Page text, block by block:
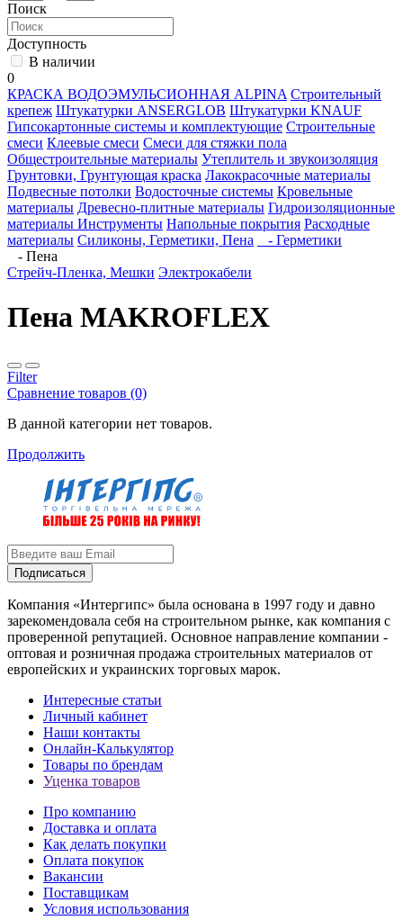
Поиск
Доступность
В наличии
0
КРАСКА ВОДОЭМУЛЬСИОННАЯ ALPINA Строительный
крепеж Штукатурки ANSERGLOB Штукатурки KNAUF
Гипсокартонные системы и комплектующие Строительные
смеси Клеевые смеси Смеси для стяжки пола
Общестроительные материалы Утеплитель и звукоизоляция
Грунтовки, Грунтующая краска Лакокрасочные материалы
Подвесные потолки Водосточные системы Кровельные
материалы Древесно-плитные материалы Гидроизоляционные
материалы Инструменты Напольные покрытия Расходные
материалы Силиконы, Герметики, Пена
- Герметики
- Пена
Стрейч-Пленка, Мешки Электрокабели
Пена MAKROFLEX
Filter
Сравнение товаров (0)
В данной категории нет товаров.
Продолжить
Подписаться
Компания «Интергипс» была основана в 1997 году и давно
зарекомендовала себя на строительном рынке, как компания с
проверенной репутацией. Основное направление компании -
оптовая и розничная продажа строительных материалов от
европейских и украинских торговых марок.
Интересные статьи
Личный кабинет
Наши контакты
Онлайн-Калькулятор
Товары по брендам
Уценка товаров
Про компанию
Доставка и оплата
Как делать покупки
Оплата покупок
Вакансии
Поставщикам
Условия использования